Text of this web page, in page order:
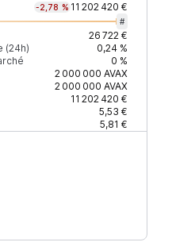
-2,78 % 11 202 420 €
#
26 722 €
(24h)
0,24 %
0 %
2 000 000 AVAX
2 000 000 AVAX
11 202 420 €
5,53 €
5,81 €
+2% depth